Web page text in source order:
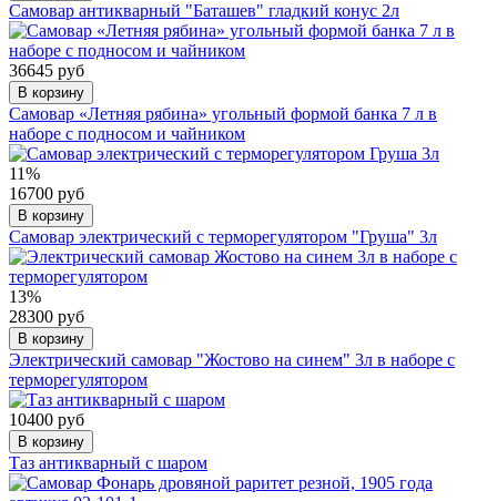
Самовар антикварный "Баташев" гладкий конус 2л
36645 руб
В корзину
Самовар «Летняя рябина» угольный формой банка 7 л в
наборе с подносом и чайником
11%
16700 руб
В корзину
Самовар электрический с терморегулятором "Груша" 3л
13%
28300 руб
В корзину
Электрический самовар "Жостово на синем" 3л в наборе с
терморегулятором
10400 руб
В корзину
Таз антикварный с шаром